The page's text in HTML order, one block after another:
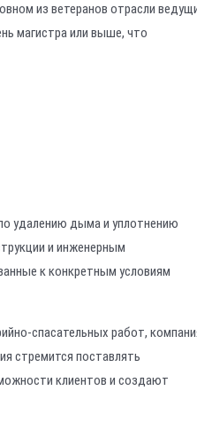
из ветеранов отрасли
магистра или выше, что
удалению дыма и уплотнению
и инженерным
к конкретным условиям
спасательных работ,
стремится поставлять
клиентов и создают